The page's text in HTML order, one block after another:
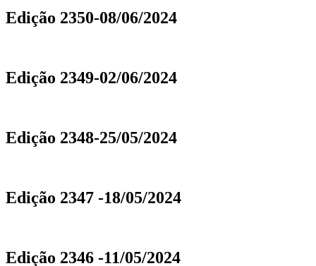
Edição 2350-08/06/2024
Edição 2349-02/06/2024
Edição 2348-25/05/2024
Edição 2347 -18/05/2024
Edição 2346 -11/05/2024